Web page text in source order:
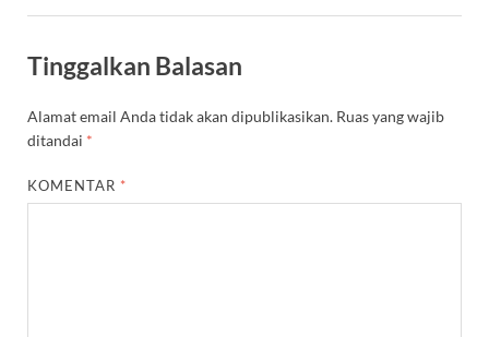
Tinggalkan Balasan
Alamat email Anda tidak akan dipublikasikan. Ruas yang wajib
ditandai *
KOMENTAR *